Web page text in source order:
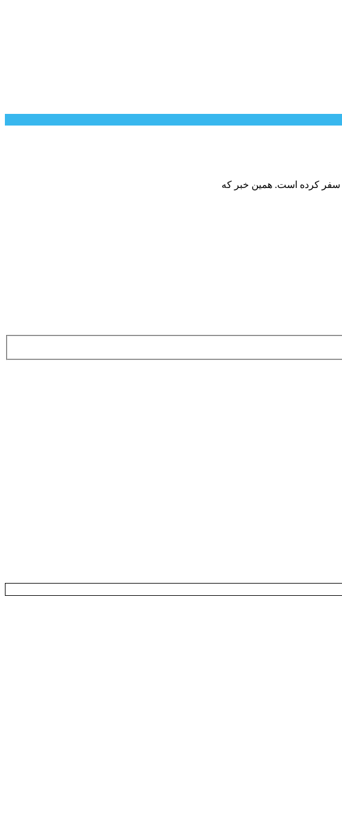
سفر کرده است. همین خبر که